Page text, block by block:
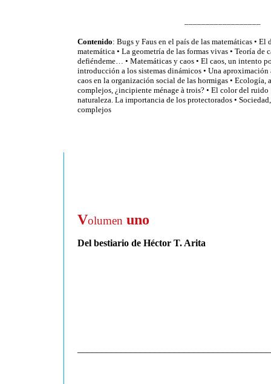
Contenido: Bugs y Faus en el país de las matemáticas • El
matemática • La geometría de las formas vivas • Teoría de
defiéndeme… • Matemáticas y caos • El caos, un intento
introducción a los sistemas dinámicos • Una aproximación
caos en la organización social de las hormigas • Ecología,
complejos, ¿incipiente ménage à trois? • El color
naturaleza. La importancia de los protectorados •
complejos
Volumen uno
Del bestiario de Héctor T. Arita